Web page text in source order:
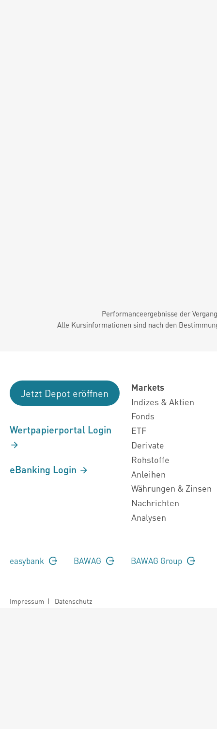
Performanceergebnisse der
Alle Kursinformationen sind nach den
Jetzt Depot eröffnen
Wertpapierportal Login
eBanking Login
Markets
Indizes & Aktien
Fonds
ETF
Derivate
Rohstoffe
Anleihen
Währungen & Zinsen
Nachrichten
Analysen
easybank BAWAG BAWAG Group
Impressum | Datenschutz